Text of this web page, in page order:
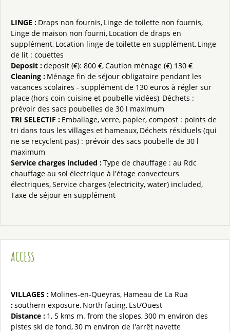
LINGE : Draps non fournis Linge de toilette non fournis
Linge de maison non fourni Location de draps en
supplément Location linge de toilette en supplément Linge
de lit : couettes
Deposit :deposit (€): 800 € Caution ménage (€) 130 €
Cleaning : Ménage fin de séjour obligatoire pendant les
vacances scolaires - supplément de 130 euros à régler sur
place (hors coin cuisine et poubelle vidées) Déchets :
prévoir des sacs poubelles de 30 l maximum
TRI SELECTIF : Emballage, verre, papier, compost : points de
tri dans tous les villages et hameaux Déchets résiduels (qui
ne se recyclent pas) : prévoir des sacs poubelle de 30 l
maximum
Service charges included :Type de chauffage : au Rdc
chauffage au sol électrique à l'étage convecteurs
électriques Service charges (electricity, water) included
Taxe de séjour en supplément
ACCESS
VILLAGES : Molines-en-Queyras Hameau de La Rua
:southern exposure North facing Est/Ouest
Distance : 1, 5 kms m. from the slopes 300 m environ des
pistes ski de fond 30 m environ de l'arrêt navette